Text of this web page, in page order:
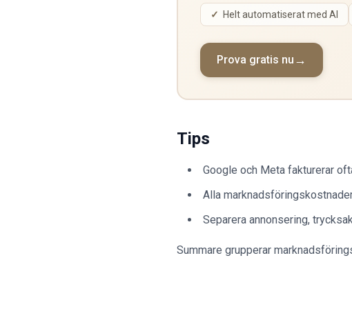
Helt automatiserat med AI
Prova gratis nu
Tips
Google och Meta fakturerar
Alla
Separera annonsering,
Summare grupperar